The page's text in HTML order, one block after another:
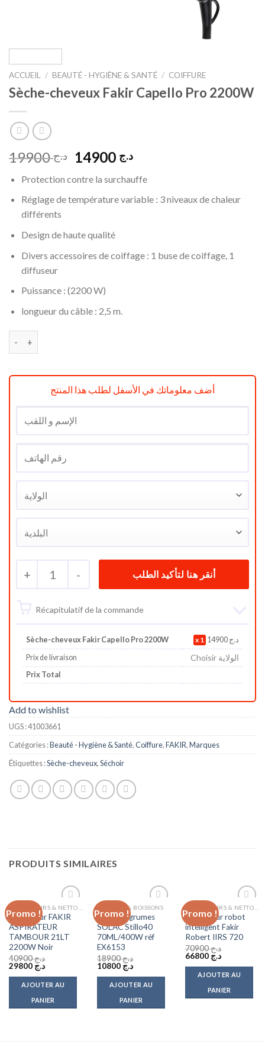
ACCUEIL / BEAUTÉ - HYGIÈNE & SANTÉ / COIFFURE
Sèche-cheveux Fakir Capello Pro 2200W
د.ج19900
Le
initial
était :
د.جLe
actuel
est :
Protection contre la surchauffe
Réglage de température variable : 3 niveaux de chaleur
différents
Design de haute qualité
Divers accessoires de coiffage : 1 buse de coiffage, 1
diffuseur
Puissance : (2200 W)
longueur du câble : 2,5 m.
أضف معلوماتك في الأسفل لطلب هذا المنتج
+ 1 -
Récapitulatif de la commande
Sèche-cheveux Fakir Capello Pro 2200W 1 14900 د.ج
Prix de livraison
Choisir الولاية
Prix Total
Add to wishlist
UGS :41003661
Catégories :Beauté - Hygiène & Santé,Coiffure,FAKIR,Marques
Étiquettes :Sèche-cheveux,Séchoir
PRODUITS SIMILAIRES
Promo !
Add to
wishlist
Aspirateur FAKIR
ASPIRATEUR
TAMBOUR 21LT
2200W Noir
د.ج40900
Le
initial
était :
د.ج 40900.
د.ج 29800
Le
actuel
est :
AJOUTER AU
PANIER
Promo !
Add to
wishlist
CAFÉ JUS & BOISSONS
Presse-Agrumes
SOLAC Stillo40
70ML/400W réf
EX6153
د.ج18900
Le
initial
était :
د.ج 18900.
د.ج 10800
Le
actuel
est :
AJOUTER AU
PANIER
Promo !
Add to
wishlist
Aspirateur robot
intelligent Fakir
Robert IIRS 720
د.ج70900
Le
initial
était :
د.ج 70900.
د.ج 66800
Le
actuel
est :
AJOUTER AU
PANIER